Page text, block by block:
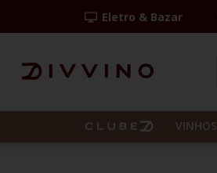
Eletro & Bazar
VINHOS